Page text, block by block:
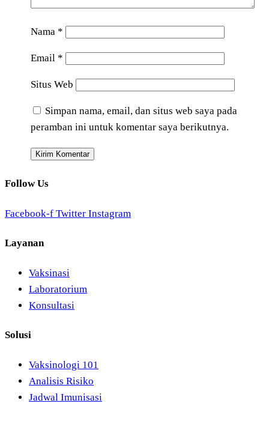
Nama *
Email *
Situs Web
Simpan nama, email, dan situs web saya pada
peramban ini untuk komentar saya berikutnya.
Follow Us
Facebook-f Twitter Instagram
Layanan
Vaksinasi
Laboratorium
Konsultasi
Solusi
Vaksinologi 101
Analisis Risiko
Jadwal Imunisasi